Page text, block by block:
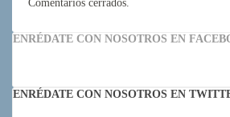
Comentarios cerrados.
ENRÉDATE CON NOSOTROS EN
ENRÉDATE CON NOSOTROS EN